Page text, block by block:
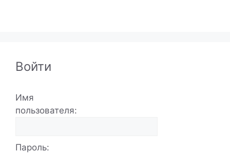
Войти
Имя
пользователя:
Пароль: